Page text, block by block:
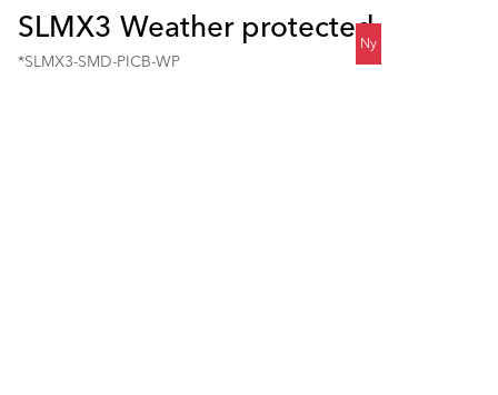
Ny
SLMX3 Weather protected
*SLMX3-SMD-PICB-WP